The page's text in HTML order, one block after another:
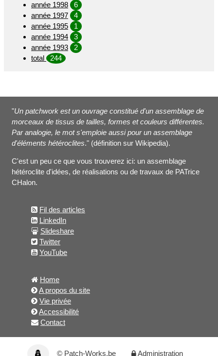
année 1998
6
année 1997
4
année 1995
1
année 1994
3
année 1993
2
total
244
"Un patchwork est un ouvrage constitué d'un assemblage de
morceaux de tissus de tailles, formes et couleurs différentes.
Par analogie, le mot s'emploie aussi pour un assemblage
d'éléments hétéroclites." (définition sur Wikipedia).
C'est un peu ce que vous trouverez ici: un assemblage
hétéroclite d'idées, de réalisations ou de travaux de PATrice
CHalon.
Fil des articles
LinkedIn
Slideshare
Twitter
YouTube
Home
A propos du site
Vie privée
Accessibilité
Contact
© Patch-Works.be Administration